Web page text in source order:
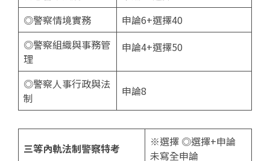
◎警察情境實務
申論6+選擇40
◎警察組織與事務管
理
申論4+選擇50
◎警察人事行政與法
制
申論8
三等內軌法制警察特考
※選擇 ◎選擇+申論
未寫全申論